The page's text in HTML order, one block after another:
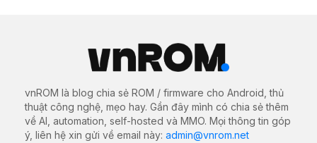
vnROM là blog chia sẻ ROM / firmware cho Android, thủ
thuật công nghệ, mẹo hay. Gần đây mình có chia sẻ thêm
về AI, automation, self-hosted và MMO. Mọi thông tin góp
ý, liên hệ xin gửi về email này: admin@vnrom.net